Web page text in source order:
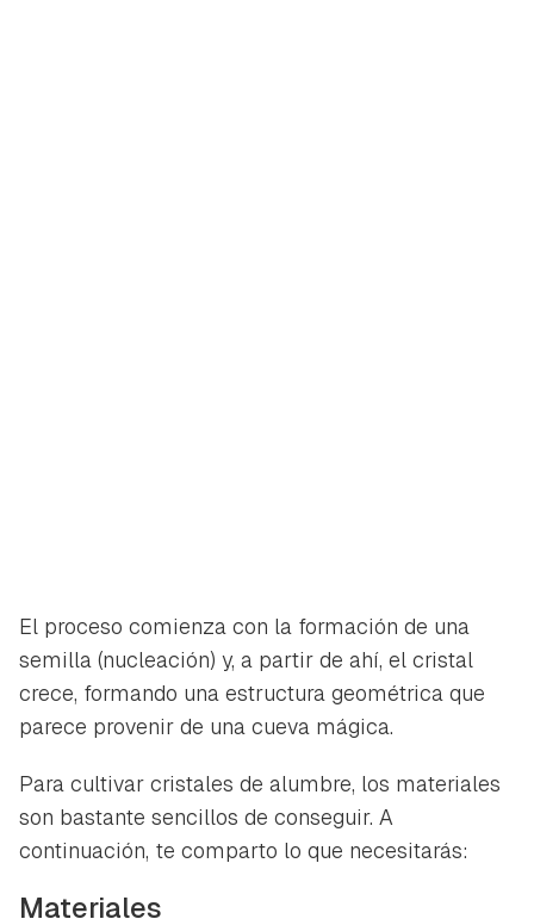
INICIAR SESIÓN CANCELAR
El proceso comienza con la formación de una
semilla (nucleación) y, a partir de ahí, el cristal
crece, formando una estructura geométrica que
parece provenir de una cueva mágica.
Para cultivar cristales de alumbre, los materiales
son bastante sencillos de conseguir. A
continuación, te comparto lo que necesitarás:
Materiales